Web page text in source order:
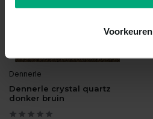
Voorkeuren
Dennerle
Dennerle crystal quartz
donker bruin